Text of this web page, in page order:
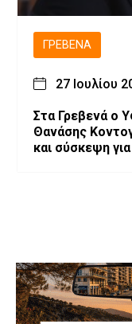
ΓΡΕΒΕΝΆ
27 Ιουλίου
Στα Γρεβενά ο
Θανάσης
και σύσκεψη